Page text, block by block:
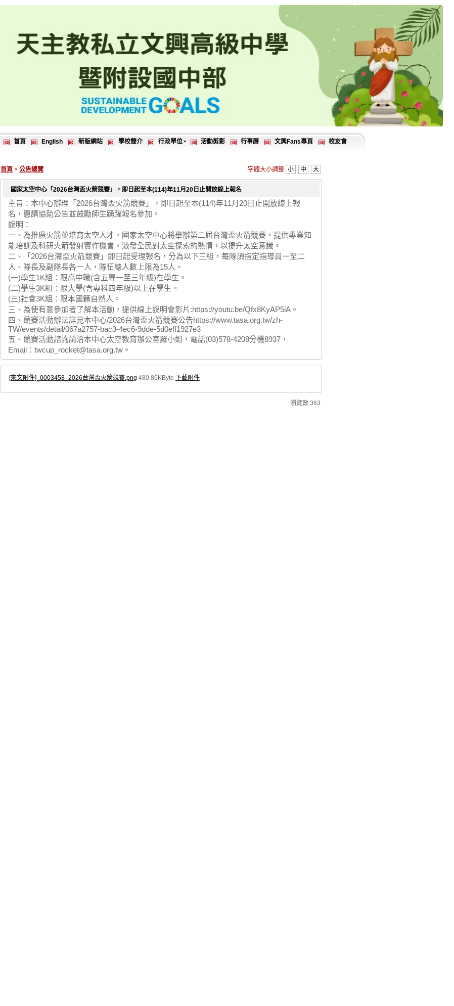
首頁 English 新版網站 學校簡介 行政單位 活動剪影 行事曆 文興Fans專頁 校友會
首頁 > 公告總覽 字體大小調整 小 中 大
國家太空中心「2026台灣盃火箭競賽」，即日起至本(114)年11月20日止開放線上報名
主旨：本中心辦理「2026台灣盃火箭競賽」，即日起至本(114)年11月20日止開放線上報
名，惠請協助公告並鼓勵師生踴躍報名參加。
說明：
一、為推廣火箭並培育太空人才，國家太空中心將舉辦第二屆台灣盃火箭競賽，提供專業知
能培訓及科研火箭發射實作機會，激發全民對太空探索的熱情，以提升太空意識。
二、「2026台灣盃火箭競賽」即日起受理報名，分為以下三組，每隊須指定指導員一至二
人、隊長及副隊長各一人，隊伍總人數上限為15人。
(一)學生1K組：限高中職(含五專一至三年級)在學生。
(二)學生3K組：限大學(含專科四年級)以上在學生。
(三)社會3K組：限本國籍自然人。
三、為使有意參加者了解本活動，提供線上說明會影片:https://youtu.be/Qfx8KyAP5lA。
四、競賽活動辦法詳見本中心/2026台灣盃火箭競賽公告https://www.tasa.org.tw/zh-
TW/events/detail/067a2757-bac3-4ec6-9dde-5d0eff1927e3
五、競賽活動諮詢請洽本中心太空教育辦公室羅小姐，電話(03)578-4208分機8937，
Email：twcup_rocket@tasa.org.tw。
[來文附件]_0003458_2026台灣盃火箭競賽.png 480.86KByte 下載附件
瀏覽數 363